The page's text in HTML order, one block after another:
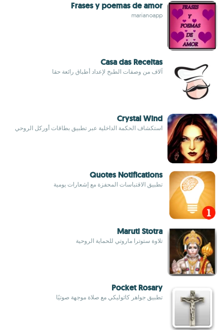
Frases y poemas de amor
marianoapp
Casa das Receitas
آلاف من وصفات الطبخ لإعداد أطباق رائعة حقا
Crystal Wind
استكشاف الحكمة الداخلية عبر تطبيق بطاقات أوركل الروحي
Quotes Notifications
تطبيق الاقتباسات المحفزة مع إشعارات يومية
Maruti Stotra
تلاوة ستوترا ماروتي للحماية الروحية
Pocket Rosary
تطبيق جواهر كاثوليكي مع صلاة موجهة صوتيًا